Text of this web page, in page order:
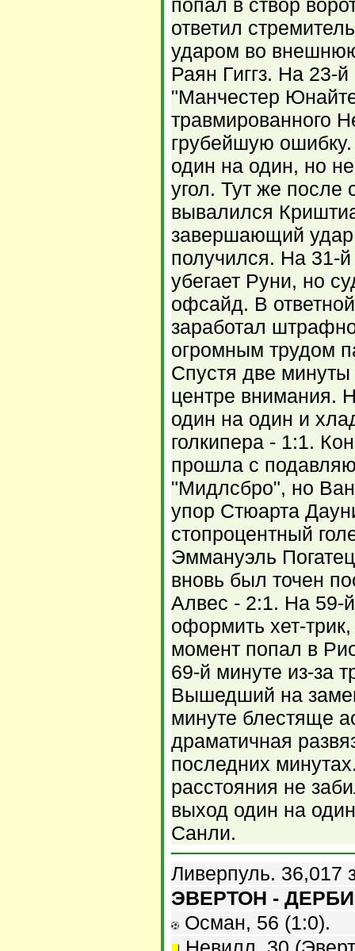
попал в створ
ответил
ударом во
Раян Гиггз. На 23-
"Манчестер
травмированного
грубейшую
один на один, но
угол. Тут же после
вывалился
завершающий удар
получился. На 31-
убегает Руни, но
офсайд. В
заработал
огромным трудом
Спустя две минуты
центре внимания.
один на один и
голкипера - 1:1.
прошла с
"Мидлсбро", но
упор Стюарта
стопроцентный
Эммануэль
вновь был точен
Алвес - 2:1. На 59-
оформить хет-
момент попал в
69-й минуте из-за
Вышедший на
минуте блестяще
драматичная
последних
расстояния не
выход один на
Санли.
Ливерпуль. 36,017
ЭВЕРТОН - ДЕРБИ
Осман, 56 (1:0).